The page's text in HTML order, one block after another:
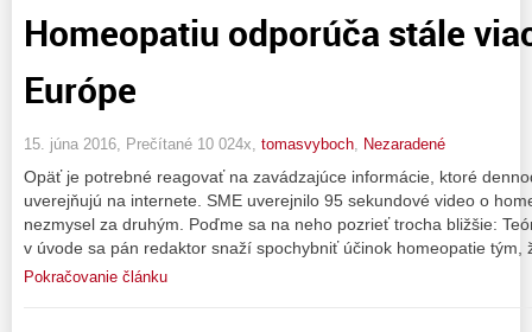
Homeopatiu odporúča stále
Európe
15. júna 2016, Prečítané 10 024x, tomasvyboch Nezaradené
Opäť je potrebné reagovať na zavádzajúce informácie, ktoré
uverejňujú na internete. SME uverejnilo 95 sekundové video o
nezmysel za druhým. Poďme sa na neho pozrieť trocha bližšie:
v úvode sa pán redaktor snaží spochybniť účinok homeopatie
Pokračovanie článku